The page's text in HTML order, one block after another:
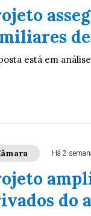
está em
Há 2
do